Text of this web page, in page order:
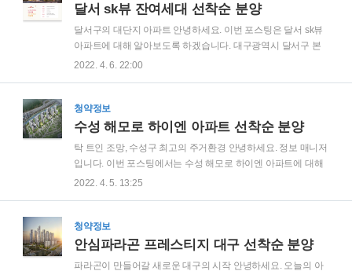
는 국내에서는 어떤 지역에서든 선호하는 브랜드로 경주에서는
는 4천여 세대가 모여있는 신도심입니다. 3. 역세권 프리미엄:
동해선 서경주역과 가까이 있어 대구, 포항, 울산, 부산을 잇는
신경주 생활권입니다. 도보권의 역세권이며, 추후 7번 국도 상
구-효현 구간이 개통 예정이..
달서 sk뷰 잔여세대 선착순 분양
달서구의 대단지 아파트 안녕하세요. 이번 포스팅은 달서 sk뷰
아파트에 대해 알아보도록 하겠습니다. 대구광역시 달서구 본
리동 433번지에 위치할 예정으로 지하 2층~지상 29층 9개동 총
렇다면 입지적 장점으로는 어떤 점이 있을까요? 공식 홈페이지
에서 소개하는 내용을 함께 보시겠습니다. 먼저 용산역, 죽전역
구 IC와 인접하여 대구 전역과 접근성이 좋습니다. 또한, 덕인초
등학교와 도보거리에 위치한다는 장점이 있으며, 새본리중, 대
건중, 대건고, 달성고 등 다수의 학교가 위치하여 학군이 형성되
어 있습니다. 또한 주변 대형마트, ..
2022. 4. 6. 22:00
청약정보
수성 해모로 하이엔 아파트 선착순 분양
탁 트인 조망, 수성구 최고의 주거환경 안녕하세요. 정보 매니저
입니다. 이번 포스팅에서는 수성 해모로 하이엔 아파트에 대해
알아보도록 하겠습니다. 대구광역시 수성구 파동 540-14번지
358세대, 75 타입 73세대, 84 타입 145세대 분양 예정이며, 주
차대수는 1016대로 적정한 선입니다. 사진으로만 보면 앞에 신
2022. 4. 5. 13:25
청약정보
안심파라곤 프레스티지 대구 선착순 분양
파라곤이 만들어갈 새로운 대구의 시작 안녕하세요. 오늘의 아